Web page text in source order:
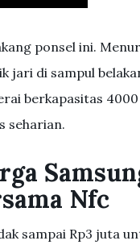
ponsel ini.
jari di sampul
berkapasitas
seharian.
Nfc
sampai Rp3 juta